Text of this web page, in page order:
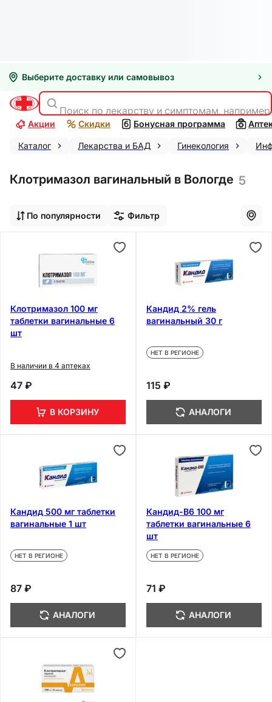
Выберите доставку или самовывоз
Поиск по лекарству и симптомам,
Акции Скидки Бонусная программа
Каталог Лекарства и БАД Гинекология
Клотримазол вагинальный в Вологде 5
По популярности Фильтр
Клотримазол 100 мг
таблетки вагинальные 6
шт
В наличии в 4 аптеках
47 ₽
В КОРЗИНУ
Кандид 2% гель
вагинальный 30 г
НЕТ В РЕГИОНЕ
115 ₽
АНАЛОГИ
Кандид 500 мг таблетки
вагинальные 1 шт
НЕТ В РЕГИОНЕ
87 ₽
АНАЛОГИ
Кандид-В6 100 мг
таблетки вагинальные 6
шт
НЕТ В РЕГИОНЕ
71 ₽
АНАЛОГИ